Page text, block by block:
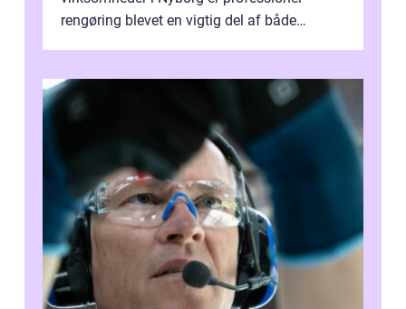
rengøring blevet en vigtig del af både